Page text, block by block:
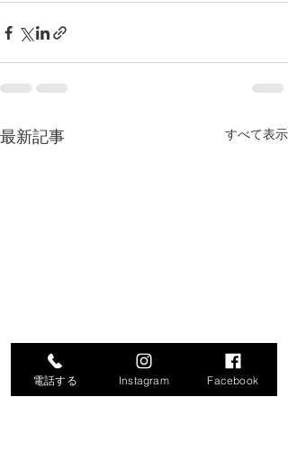
最新記事 すべて表示
電話する Instagram Facebook